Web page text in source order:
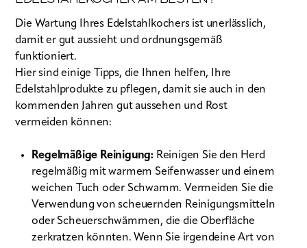
Die Wartung Ihres Edelstahlkochers ist unerlässlich,
damit er gut aussieht und ordnungsgemäß
funktioniert.
Hier sind einige Tipps, die Ihnen helfen, Ihre
Edelstahlprodukte zu pflegen, damit sie auch in den
kommenden Jahren gut aussehen und Rost
vermeiden können:
Regelmäßige Reinigung: Reinigen Sie den Herd
regelmäßig mit warmem Seifenwasser und einem
weichen Tuch oder Schwamm. Vermeiden Sie die
Verwendung von scheuernden Reinigungsmitteln
oder Scheuerschwämmen, die die Oberfläche
zerkratzen könnten. Wenn Sie irgendeine Art von